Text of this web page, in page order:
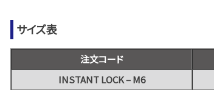
サイズ表
注文コード
INSTANT LOCK – M6